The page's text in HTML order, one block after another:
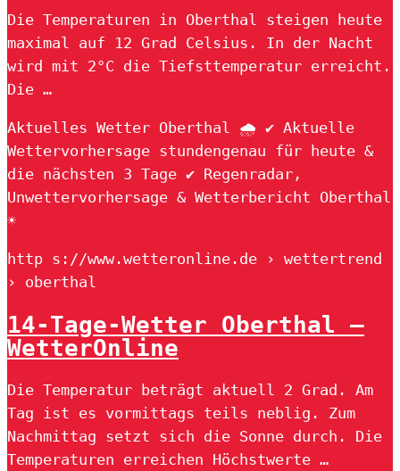
Die Temperaturen in Oberthal steigen heute
maximal auf 12 Grad Celsius. In der Nacht
wird mit 2°C die Tiefsttemperatur erreicht.
Die …
Aktuelles Wetter Oberthal 🌧️ ✔ Aktuelle
Wettervorhersage stundengenau für heute &
die nächsten 3 Tage ✔ Regenradar,
Unwettervorhersage & Wetterbericht Oberthal
☀
http s://www.wetteronline.de › wettertrend
› oberthal
14-Tage-Wetter Oberthal –
WetterOnline
Die Temperatur beträgt aktuell 2 Grad. Am
Tag ist es vormittags teils neblig. Zum
Nachmittag setzt sich die Sonne durch. Die
Temperaturen erreichen Höchstwerte …